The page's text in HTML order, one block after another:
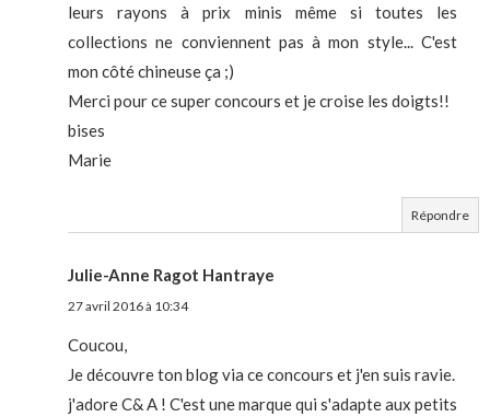
leurs rayons à prix minis même si toutes les
collections ne conviennent pas à mon style... C'est
mon côté chineuse ça ;)
Merci pour ce super concours et je croise les doigts!!
bises
Marie
Répondre
Julie-Anne Ragot Hantraye
27 avril 2016 à 10:34
Coucou,
Je découvre ton blog via ce concours et j'en suis ravie.
j'adore C& A ! C'est une marque qui s'adapte aux petits